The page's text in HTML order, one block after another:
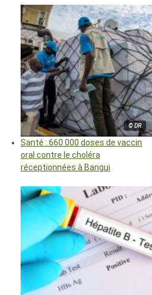
© DR
Santé : 660 000 doses de vaccin
oral contre le choléra
réceptionnées à Bangui